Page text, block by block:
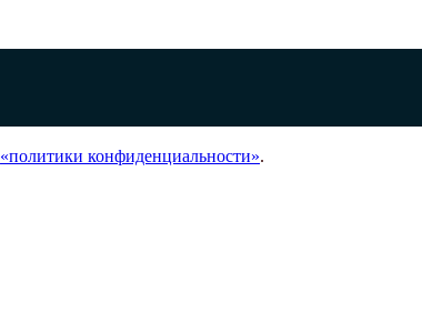
«политики конфиденциальности».